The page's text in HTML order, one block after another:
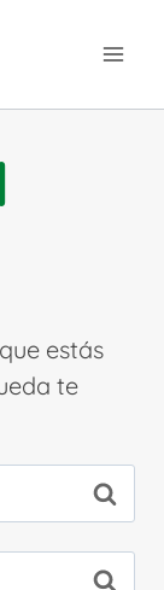
estás
te